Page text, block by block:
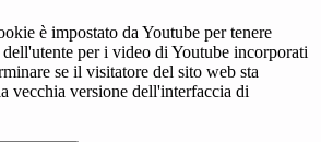
è impostato da Youtube per tenere
per i video di Youtube incorporati
se il visitatore del sito web sta
vecchia versione dell'interfaccia di